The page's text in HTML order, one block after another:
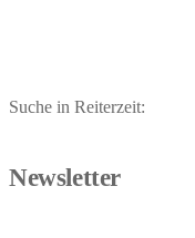
Suche in Reiterzeit:
Newsletter